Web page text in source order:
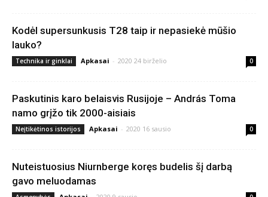
Kodėl supersunkusis T28 taip ir nepasiekė mūšio
lauko?
Technika ir ginklai Apkasai - 2020 24 birželio 0
Paskutinis karo belaisvis Rusijoje – András Toma
namo grįžo tik 2000-aisiais
Neįtikėtinos istorijos Apkasai - 2020 16 sausio 0
Nuteistuosius Niurnberge koręs budelis šį darbą
gavo meluodamas